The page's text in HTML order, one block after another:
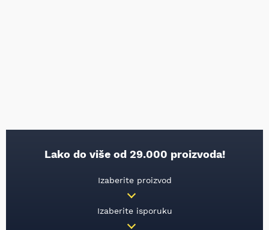
Lako do više od 29.000 proizvoda!
Izaberite proizvod
Izaberite isporuku